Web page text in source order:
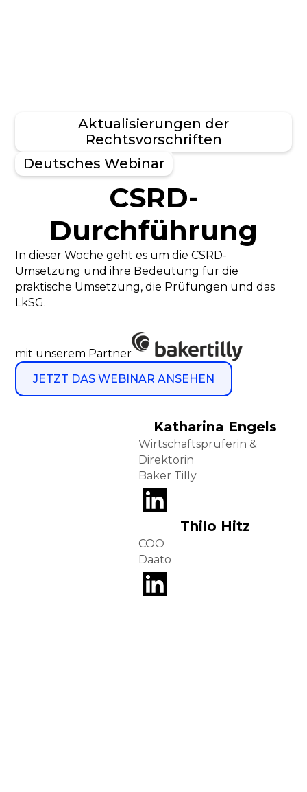
Aktualisierungen der
Rechtsvorschriften
Deutsches Webinar
CSRD-
Durchführung
In dieser Woche geht es um die CSRD-
Umsetzung und ihre Bedeutung für die
praktische Umsetzung, die Prüfungen und das
LkSG.
mit unserem Partner
JETZT DAS WEBINAR ANSEHEN
Katharina Engels
Wirtschaftsprüferin &
Direktorin
Baker Tilly
Thilo Hitz
COO
Daato